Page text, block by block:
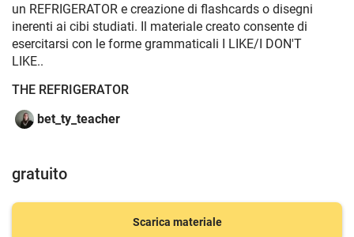
un REFRIGERATOR e creazione di flashcards o disegni
inerenti ai cibi studiati. Il materiale creato consente di
esercitarsi con le forme grammaticali I LIKE/I DON'T
LIKE..
THE REFRIGERATOR
bet_ty_teacher
gratuito
Scarica materiale